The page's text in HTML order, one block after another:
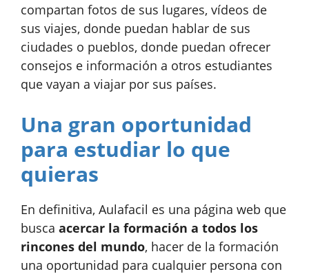
compartan fotos de sus lugares, vídeos de
sus viajes, donde puedan hablar de sus
ciudades o pueblos, donde puedan ofrecer
consejos e información a otros estudiantes
que vayan a viajar por sus países.
Una gran oportunidad
para estudiar lo que
quieras
En definitiva, Aulafacil es una página web que
busca acercar la formación a todos los
rincones del mundo, hacer de la formación
una oportunidad para cualquier persona con